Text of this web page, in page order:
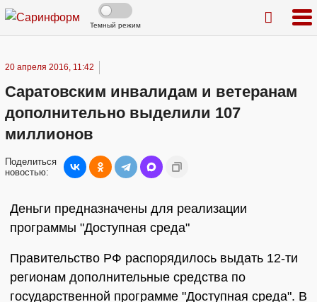
Темный режим
20 апреля 2016, 11:42
Саратовским инвалидам и ветеранам
дополнительно выделили 107
миллионов
Поделиться
новостью:
Деньги предназначены для реализации
программы "Доступная среда"
Правительство РФ распорядилось выдать 12-ти
регионам дополнительные средства по
государственной программе "Доступная среда". В